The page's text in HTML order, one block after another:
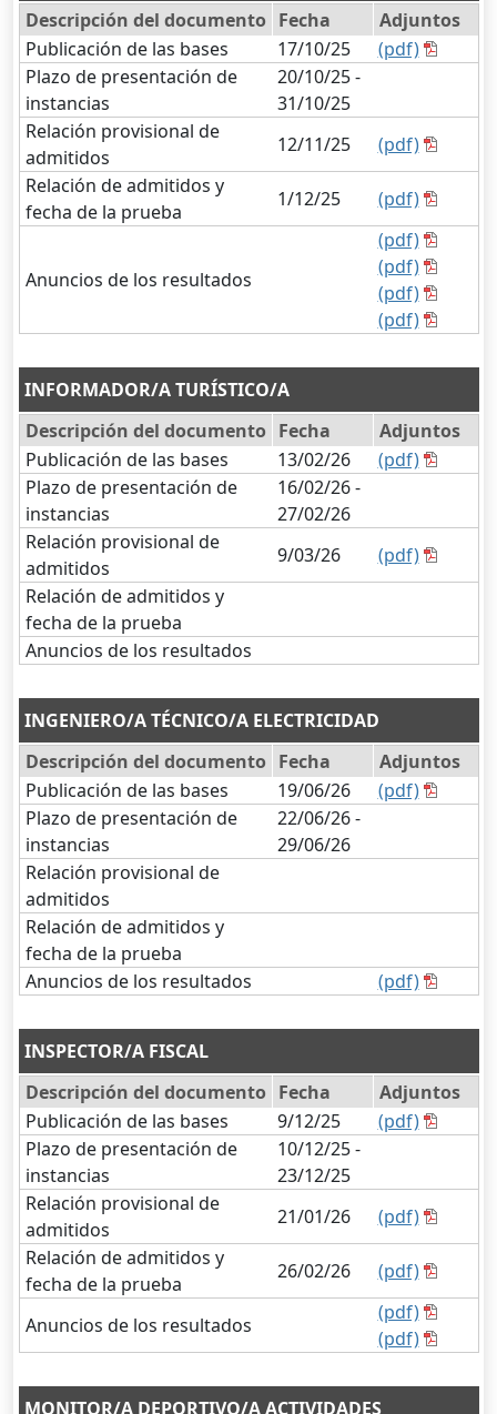
Descripción del documento Fecha
Adjuntos
Publicación de las bases
17/10/25
(pdf)
Plazo de presentación de
instancias
20/10/25 -
31/10/25
Relación provisional de
admitidos
12/11/25
(pdf)
Relación de admitidos y
fecha de la prueba
1/12/25 (pdf)
Anuncios de los resultados
(pdf)
(pdf)
(pdf)
(pdf)
INFORMADOR/A TURÍSTICO/A
Descripción del documento Fecha
Adjuntos
Publicación de las bases
13/02/26
(pdf)
Plazo de presentación de
instancias
16/02/26 -
27/02/26
Relación provisional de
admitidos
9/03/26
(pdf)
Relación de admitidos y
fecha de la prueba
Anuncios de los resultados
INGENIERO/A TÉCNICO/A ELECTRICIDAD
Descripción del documento Fecha
Adjuntos
Publicación de las bases
19/06/26
(pdf)
Plazo de presentación de
instancias
22/06/26 -
29/06/26
Relación provisional de
admitidos
Relación de admitidos y
fecha de la prueba
Anuncios de los resultados
(pdf)
INSPECTOR/A FISCAL
Descripción del documento Fecha
Adjuntos
Publicación de las bases
9/12/25
(pdf)
Plazo de presentación de
instancias
10/12/25 -
23/12/25
Relación provisional de
admitidos
21/01/26
(pdf)
Relación de admitidos y
fecha de la prueba
26/02/26 (pdf)
Anuncios de los resultados
(pdf)
(pdf)
MONITOR/A DEPORTIVO/A ACTIVIDADES